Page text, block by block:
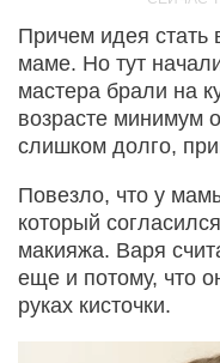
Причем идея стать
маме. Но тут
мастера брали на
возрасте минимум
слишком долго,
Повезло, что у
который
макияжа. Варя
еще и потому, что
руках кисточки.